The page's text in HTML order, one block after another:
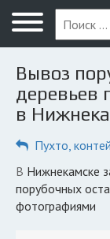
Главная
Вопрос
Нижнекамск
ПОЛЬЗОВАТЕЛЯМ
Компании
Экоблог
Вывоз
деревьев
в
Пухто,
в Нижнекамске зарегистрирована 1 компания по вывозу
порубочных
фотографиями